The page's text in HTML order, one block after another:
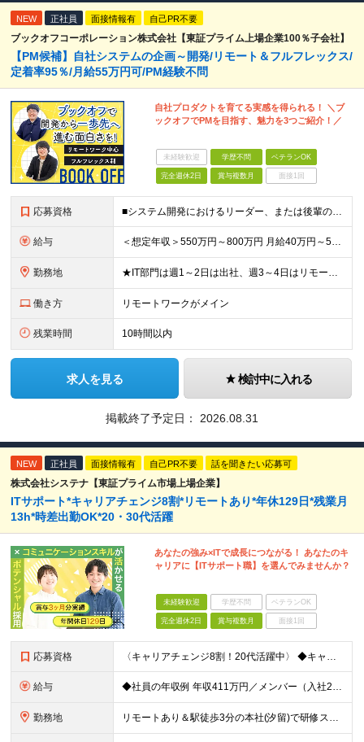
NEW 正社員 面接情報有 自己PR不要
ブックオフコーポレーション株式会社【東証プライム上場企業100％子会社】
【PM候補】自社システムの企画～開発/リモート＆フルフレックス/
定着率95％/月給55万円可/PM経験不問
自社プロダクトを育てる実感を得られる！ ＼ブ
ックオフでPMを目指す、魅力を3つご紹介！／
未経験歓迎 学歴不問 ベテランOK
完全週休2日 賞与複数月 面接1回
応募資格 ■システム開発におけるリーダー、または後輩の指導や進捗管理などの経験のある方 ■機能要件/非機能要件の知識（経験は問いません） ＼「マネジメント未経験だけど今後チャレンジしたい」という方もぜひご応募く
給与 ＜想定年収＞550万円～800万円 月給40万円～55万円＋賞与＋交通費全額支給＋各種手当(子女教育手当等) ※経験・能力などを考慮し相談の上、当社規定により決定します。 ※上記金額には16～21時
勤務地 ★IT部門は週1～2日は出社、週3～4日はリモートワーク ★勤務地はご本人のご希望を最優先します ■飯田橋オフィス／東京都新宿区揚場町2-26 SKビル ■本社／神奈川県相模原市南区古淵2-14-
働き方 リモートワークがメイン
残業時間 10時間以内
求人を見る 検討中に入れる
掲載終了予定日： 2026.08.31
NEW 正社員 面接情報有 自己PR不要 話を聞きたい応募可
株式会社システナ【東証プライム市場上場企業】
ITサポート*キャリアチェンジ8割*リモートあり*年休129日*残業月
13h*時差出勤OK*20・30代活躍
あなたの強み×ITで成長につながる！ あなたのキ
ャリアに【ITサポート職】を選んでみませんか？
未経験歓迎 学歴不問 ベテランOK
完全週休2日 賞与複数月 面接1回
応募資格 〈キャリアチェンジ8割！20代活躍中〉 ◆キャリアチェンジ転職歓迎 ◆専門・短大卒以上 ◆35歳までの方(若年層の長期キャリア形成のため) ◎同期入社と一緒に研修が受けられます！ ＼下記のような方に
給与 ◆社員の年収例 年収411万円／メンバー（入社2年目） 年収800万円／マネージャー（入社7年目） -------------------- ◆月給22万7000円～30万円＋賞与年2回＋残業代全額支
勤務地 リモートあり＆駅徒歩3分の本社(汐留)で研修スタート！ 【システナ東京本社】 東京都港区海岸1-2-20 汐留ビルディング14F・16F ◆リモートワーク・フルリモートのお仕事もあり ◆お住まいの地